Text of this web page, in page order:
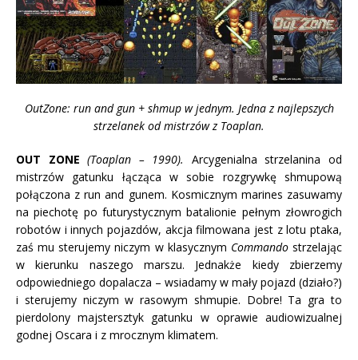
OutZone: run and gun + shmup w jednym. Jedna z najlepszych
strzelanek od mistrzów z Toaplan.
OUT ZONE (Toaplan – 1990).
Arcygenialna strzelanina od
mistrzów gatunku łącząca w sobie rozgrywkę shmupową
połączona z run and gunem. Kosmicznym marines zasuwamy
na piechotę po futurystycznym batalionie pełnym złowrogich
robotów i innych pojazdów, akcja filmowana jest z lotu ptaka,
zaś mu sterujemy niczym w klasycznym Commandostrzelając
w kierunku naszego marszu. Jednakże kiedy zbierzemy
odpowiedniego dopalacza – wsiadamy w mały pojazd (działo?)
i sterujemy niczym w rasowym shmupie. Dobre! Ta gra to
pierdolony majstersztyk gatunku w oprawie audiowizualnej
godnej Oscara i z mrocznym klimatem.